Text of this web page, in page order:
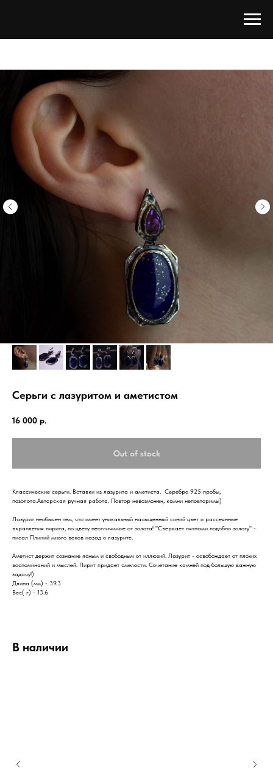
Серьги с лазуритом и аметистом
16 000 р.
Out of stock
Классические серьги. Вставки из лазурита и аметиста. Серебро 925 пробы,
позолота.Авторская ручная работа. Повтор невозможен, камни неповторимы)
Лазурит необычен тем, что имеет уникальный насыщенный синий цвет и рассеянные
вкрапления пирита, по цвету неотличимые от золота! "Сверкает пятнами подобно золоту" -
писал Плиний много веков назад о лазурите.
Аметист держит сознание ясным и свободным от иллюзий. Лазурит - освобождает от плохих
воспоминаний и мыслей. Пирит придает смелости. Сочетание камней под большую важную
задачу!)
Длина (мм) - 39.3
Вес( г) - 13.6
В наличии